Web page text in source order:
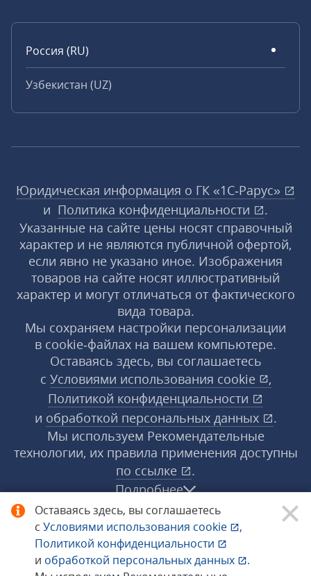
Оставаясь здесь, вы соглашаетесь
с Условиями использования cookie
,
Политикой конфиденциальности
и обработкой персональных данных
.
Россия (RU)
Узбекистан (UZ)
Юридическая информация о ГК «1С‑Рарус»
и Политика конфиденциальности
.
Указанные на сайте цены носят справочный
характер и не являются публичной офертой,
если явно не указано иное. Изображения
товаров на сайте носят иллюстративный
характер и могут отличаться от фактического
вида товара.
Мы сохраняем настройки персонализации
в cookie‑файлах на вашем компьютере.
Оставаясь здесь, вы соглашаетесь
с Условиями использования cookie
,
Политикой конфиденциальности
и обработкой персональных данных
.
Мы используем Рекомендательные
технологии, их правила применения доступны
по ссылке
.
Подробнее
© 1998−2026 «1С‑Рарус» ®. Все права
защищены.